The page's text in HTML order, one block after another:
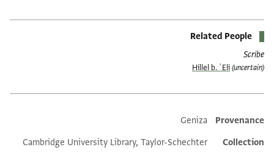
Related People
Scribe
Hillel b. ʿEli (uncertain)
Additional metadata
Provenance
Geniza
Collection
Cambridge University Library, Taylor-Schechter